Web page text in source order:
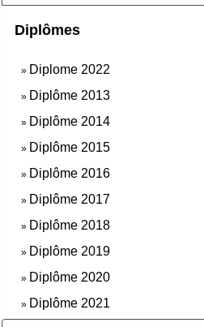
Diplômes
» Diplome 2022
» Diplôme 2013
» Diplôme 2014
» Diplôme 2015
» Diplôme 2016
» Diplôme 2017
» Diplôme 2018
» Diplôme 2019
» Diplôme 2020
» Diplôme 2021